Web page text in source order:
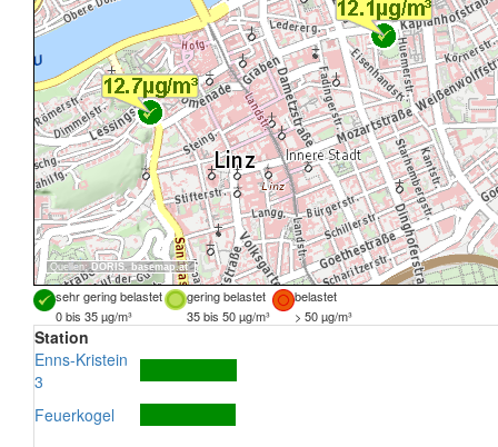
Quellen:DORIS, basemap.at
sehr gering belastet gering belastet
belastet
0 bis 35 µg/m³
35 bis 50 µg/m³ > 50 µg/m³
Station
Enns-Kristein
3
Feuerkogel